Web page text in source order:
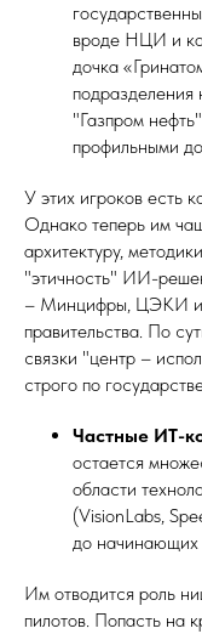
вроде НЦИ и
дочка
подразделения
"Газпром
профильными
У этих игроков есть
Однако теперь им
архитектуру,
"этичность" ИИ-
– Минцифры, ЦЭКИ
правительства. По
связки "центр –
строго по
Частные ИТ-
остается
области
(VisionLabs,
до начинающих
Им отводится роль
пилотов. Попасть на